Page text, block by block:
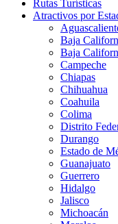
Rutas Turísticas
Atractivos por
Baja
Baja
Campeche
Chiapas
Chihuahua
Coahuila
Colima
Distrito
Durango
Estado de
Guanajuato
Guerrero
Hidalgo
Jalisco
Michoacán